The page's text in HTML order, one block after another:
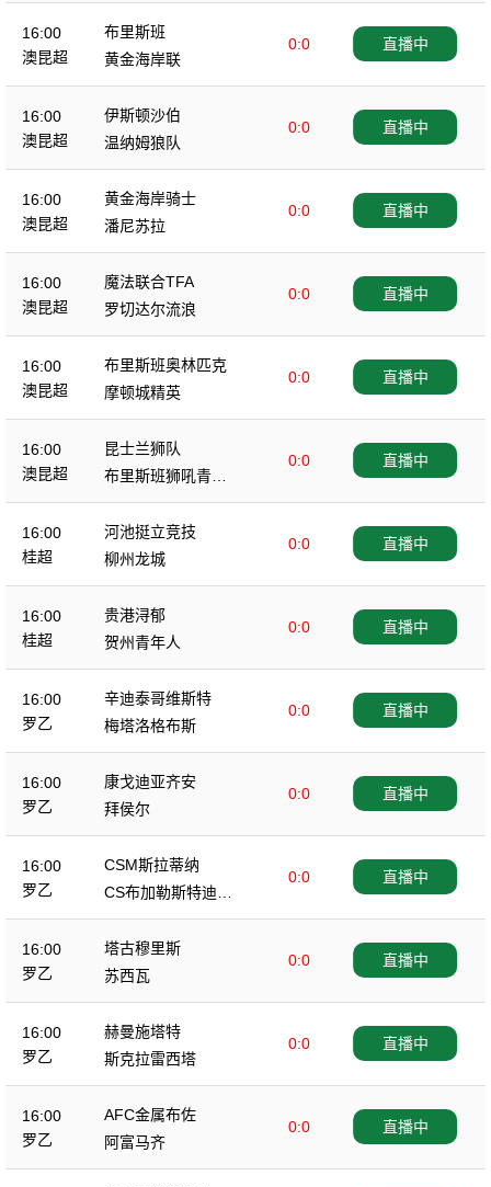
16:00
澳昆超
布里斯班
0:0
黄金海岸联
直播中
16:00
澳昆超
伊斯顿沙伯
0:0
温纳姆狼队
直播中
16:00
澳昆超
黄金海岸骑士
0:0
潘尼苏拉
直播中
16:00
澳昆超
魔法联合TFA
0:0
罗切达尔流浪
直播中
16:00
澳昆超
布里斯班奥林匹克
0:0
摩顿城精英
直播中
16:00
澳昆超
昆士兰狮队
0:0
布里斯班狮吼青年
队
直播中
16:00
桂超
河池挺立竞技
0:0
柳州龙城
直播中
16:00
桂超
贵港浔郁
0:0
贺州青年人
直播中
16:00
罗乙
辛迪泰哥维斯特
0:0
梅塔洛格布斯
直播中
16:00
罗乙
康戈迪亚齐安
0:0
拜侯尔
直播中
16:00
罗乙
CSM斯拉蒂纳
0:0
CS布加勒斯特迪纳
摩
直播中
16:00
罗乙
塔古穆里斯
0:0
苏西瓦
直播中
16:00
罗乙
赫曼施塔特
0:0
斯克拉雷西塔
直播中
16:00
罗乙
AFC金属布佐
0:0
阿富马齐
直播中